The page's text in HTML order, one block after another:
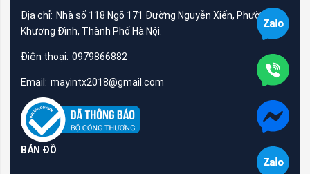
Địa chỉ: Nhà số 118 Ngõ 171 Đường Nguyễn Xiển, Phường
Khương Đình, Thành Phố Hà Nội.
Điện thoại: 0979866882
Email: mayintx2018@gmail.com
BẢN ĐỒ